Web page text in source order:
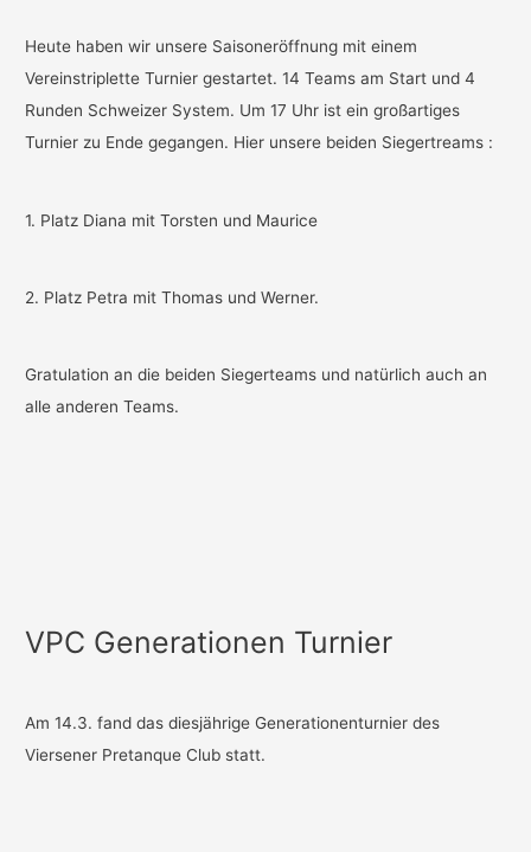
Heute haben wir unsere Saisoneröffnung mit einem
Vereinstriplette Turnier gestartet. 14 Teams am Start und 4
Runden Schweizer System. Um 17 Uhr ist ein großartiges
Turnier zu Ende gegangen. Hier unsere beiden Siegertreams :
1. Platz Diana mit Torsten und Maurice
2. Platz Petra mit Thomas und Werner.
Gratulation an die beiden Siegerteams und natürlich auch an
alle anderen Teams.
VPC Generationen Turnier
Am 14.3. fand das diesjährige Generationenturnier des
Viersener Pretanque Club statt.